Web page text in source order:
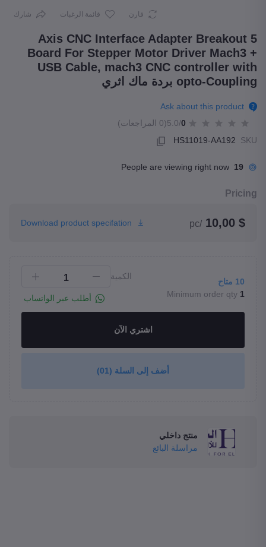
قارن قائمة الرغبات شارك
5 Axis CNC Interface Adapter Breakout
Board For Stepper Motor Driver Mach3 +
USB Cable, mach3 CNC controller with
opto-Coupling بردة ماك اثري
Ask about this product
0
/5.0
(0 المراجعات)
SKU
HS11019-AA192
19
People are viewing right now
Pricing
$ 10,00
/pc
10 متاح
Minimum order qty 1
الكمية
أطلب عبر الواتساب
اشتري الآن
أضف إلى السلة (01)
منتج داخلي
مراسلة البائع